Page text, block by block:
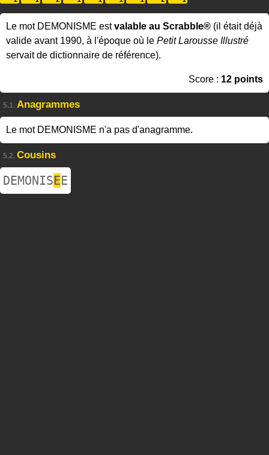
Le mot DEMONISME estvalable au Scrabble® (il était déjà
valide avant 1990, à l'époque où le Petit Larousse Illustré
servait de dictionnaire de référence).
Score : 12 points
5.1. Anagrammes
Le mot DEMONISME n'a pas d'anagramme.
5.2. Cousins
DEMONISEE